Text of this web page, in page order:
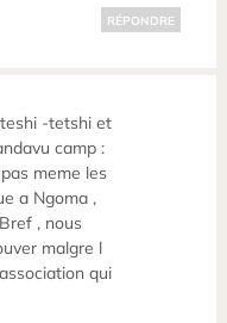
RÉPONDRE
-tetshi et
camp :
meme les
a Ngoma ,
, nous
malgre l
qui